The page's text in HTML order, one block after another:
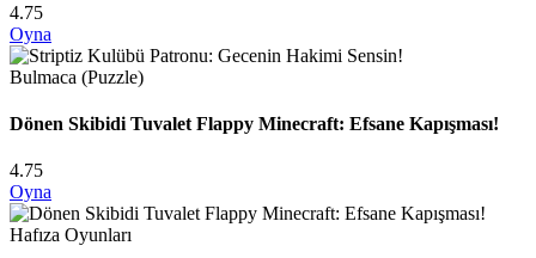
4.75
Oyna
Bulmaca (Puzzle)
Dönen Skibidi Tuvalet Flappy Minecraft: Efsane Kapışması!
4.75
Oyna
Hafıza Oyunları